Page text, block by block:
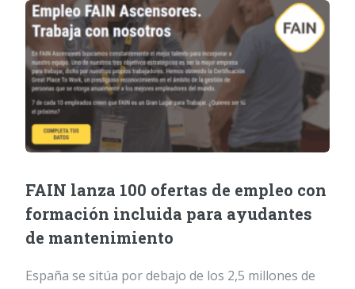
FAIN lanza 100 ofertas de empleo con
formación incluida para ayudantes
de mantenimiento
España se sitúa por debajo de los 2,5 millones de